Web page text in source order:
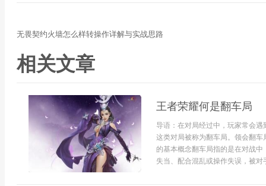
无畏契约火墙怎么样转操作详解与实战思路
相关文章
王者荣耀何是翻车局
导语：在对局经过中，玩家常会
这类对局被称为翻车局。领会翻
的基本概念翻车局指的是在对战
失当、配合混乱或操作失误，被